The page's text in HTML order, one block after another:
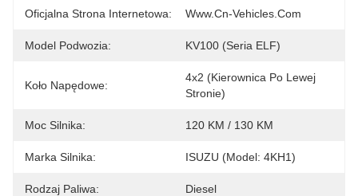
Oficjalna Strona Internetowa: Www.cn-Vehicles.com
Model Podwozia: KV100 (seria ELF)
Koło Napędowe:
4x2 (kierownica Po Lewej
Stronie)
Moc Silnika: 120 KM / 130 KM
Marka Silnika: ISUZU (Model: 4KH1)
Rodzaj Paliwa: Diesel